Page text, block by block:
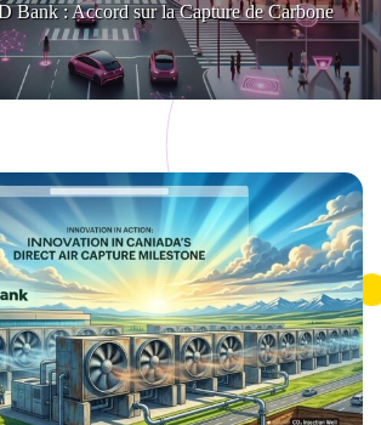
Bank : Accord sur la Capture de Carbone